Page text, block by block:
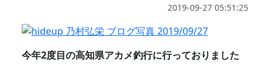
2019-09-27 05:51:25
今年2度目の高知県アカメ釣行に行っておりました